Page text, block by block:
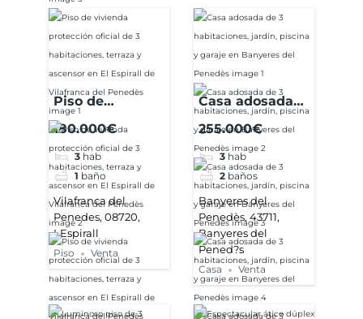
Piso de
vivienda
oficial de 3
habitaciones,
terraza y
ascensor en El
Espirall de
Vilafranca del
Penedès
180.000€
3 hab
1 baño
Vilafranca del
Penedes, 08720,
LEspirall
Piso Venta
Casa adosada
de 3
jardín, piscina y
garaje en
Banyeres del
Penedès
255.000€
3 hab
2 baños
Banyeres del
Penedès, 43711,
Banyeres del
Pened?s
Casa Venta